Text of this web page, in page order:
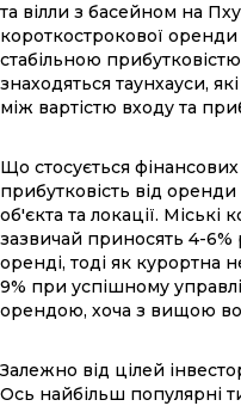
та вілли з басейном на
короткострокової
стабільною
знаходяться таунхауси,
між вартістю входу та
Що стосується
прибутковість від
об'єкта та локації. Міські
зазвичай приносять 4-6%
оренді, тоді як курортна
9% при успішному
орендою, хоча з вищою
Залежно від цілей
Ось найбільш популярні